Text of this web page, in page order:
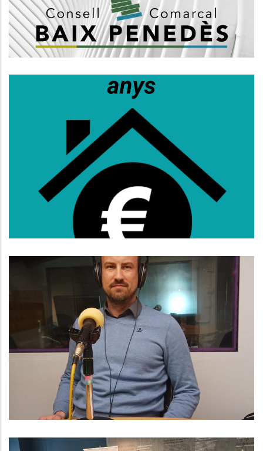
Altres
S’obre La Convocatòria D’ajuts Al
Lloguer Per A Persones De 36 A 64
Anys
Habitatge
Baix Penedès Al Dia Amb L'Arnau
Triadú, Responsable De Medi
Ambient I Residus Del Consell
Comarcal Del Baix Penedès
Medi